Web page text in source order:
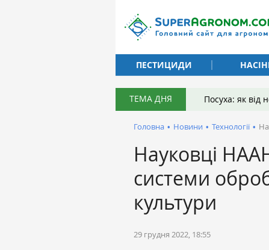
ПЕСТИЦИДИ
ТЕМА ДНЯ Посуха: як від
Головна • Новини • Технології •
Науковці
системи
культури
29 грудня 2022, 18:55